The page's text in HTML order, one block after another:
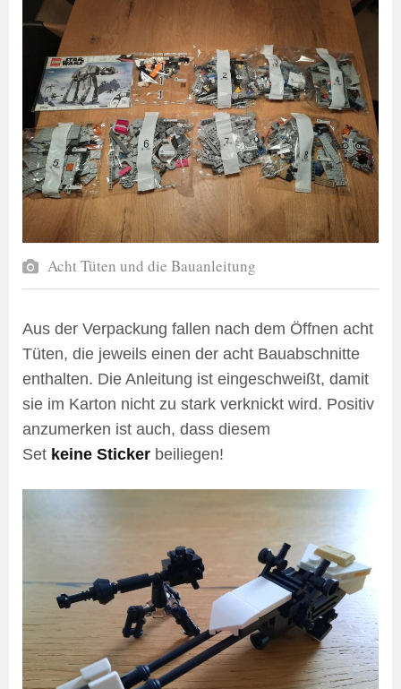
Acht Tüten und die Bauanleitung
Aus der Verpackung fallen nach dem Öffnen acht
Tüten, die jeweils einen der acht Bauabschnitte
enthalten. Die Anleitung ist eingeschweißt, damit
sie im Karton nicht zu stark verknickt wird. Positiv
anzumerken ist auch, dass diesem
Set keine Sticker beiliegen!